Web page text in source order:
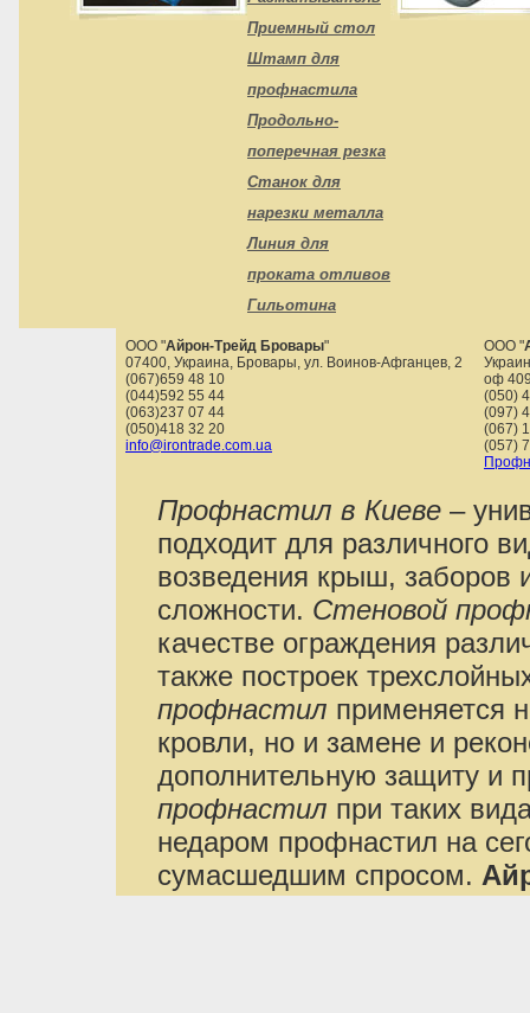
Приемный стол
Штамп для
профнастила
Продольно-
поперечная резка
Станок для
нарезки металла
Линия для
проката отливов
Гильотина
ООО "Айрон-Трейд Бровары"
07400, Украина, Бровары, ул. Воинов-Афганцев, 2
(067)659 48 10
(044)592 55 44
(063)237 07 44
(050)418 32 20
info@irontrade.com.ua
ООО "
оф
(050)
(097)
(067)
(057)
Профнастил в Киеве –
подходит для различного
возведения крыш, заборов
сложности. Стеновой
качестве ограждения
также построек
профнастил применяется
кровли, но и замене и
дополнительную защиту и
профнастил при таких
недаром профнастил на
сумасшедшим спросом.